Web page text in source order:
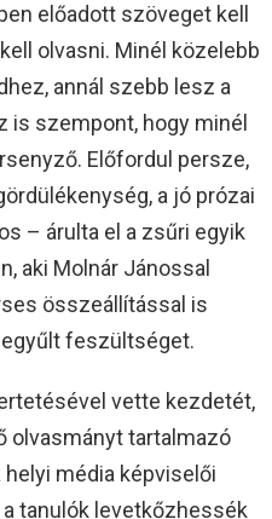
előadott szöveget kell
olvasni. Minél közelebb
annál szebb lesz a
is szempont, hogy minél
Előfordul persze,
a jó prózai
– árulta el a zsűri egyik
aki Molnár Jánossal
összeállítással is
feszültséget.
vette kezdetét,
olvasmányt tartalmazó
média képviselői
tanulók levetkőzhessék